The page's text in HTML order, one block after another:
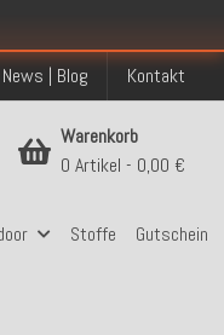
News | Blog Kontakt
Stoffe Gutschein
Warenkorb
0 Artikel
0,00 €